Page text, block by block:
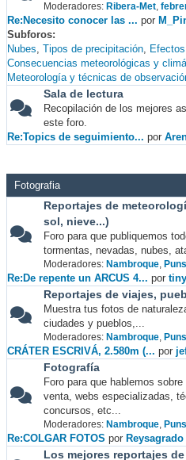
Moderadores: Ribera-Met,
Re:Necesito conocer las ... por
Subforos
Nubes Tipos de precipitación
Consecuencias meteorológicas y
Meteorología y técnicas de
Sala de lectura
Recopilación de los mejores
este foro.
Re:Topics de seguimiento... por
Fotografia
Reportajes de
sol, nieve...)
Foro para que publiquemos
tormentas, nevadas, nubes,
Moderadores: Nambroque,
Re:De repente un ARCUS 4... por
Reportajes de viajes,
Muestra tus fotos de
ciudades y pueblos,...
Moderadores: Nambroque,
CRÁTER ESCRIVÁ, 2.580m (... por
Fotografía
Foro para que hablemos
venta, webs especializadas,
concursos, etc...
Moderadores: Nambroque,
Re:COLGAR FOTOS por Reysagrado
Los mejores reportajes